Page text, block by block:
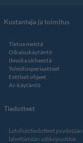
Kustantaja ja toimitus
Tietoa meistä
Oikaisukäytäntö
Ilmoita virheestä
Toimitusperiaatteet
Eettiset ohjeet
AI-käytäntö
Tiedotteet
Lehdistötiedotteet pyydetään
lähettämään sähköpostitse